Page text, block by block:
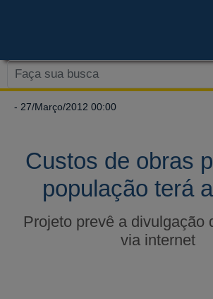
- 27/Março/2012 00:00
Custos de obras
população terá
Projeto prevê a divulgação
via internet